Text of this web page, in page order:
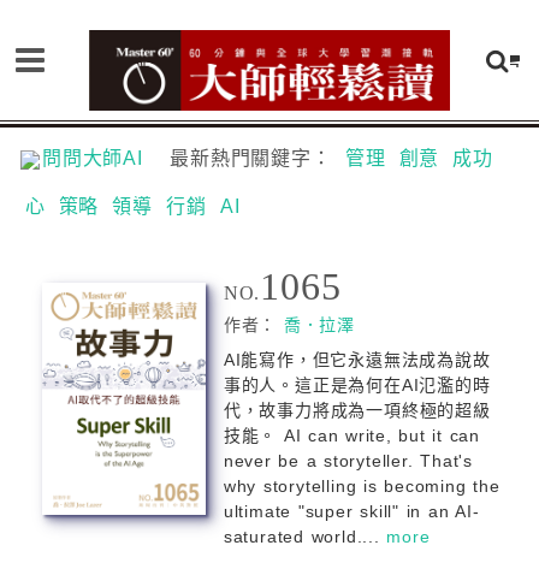
問問大師AI 最新熱門關鍵字： 管理 創意 成功
心 策略 領導 行銷 AI
NO. 1065
作者： 喬．拉澤
AI能寫作，但它永遠無法成為說故
事的人。這正是為何在AI氾濫的時
代，故事力將成為一項終極的超級
技能。 AI can write, but it can
never be a storyteller. That's
why storytelling is becoming the
ultimate "super skill" in an AI-
saturated world.... more